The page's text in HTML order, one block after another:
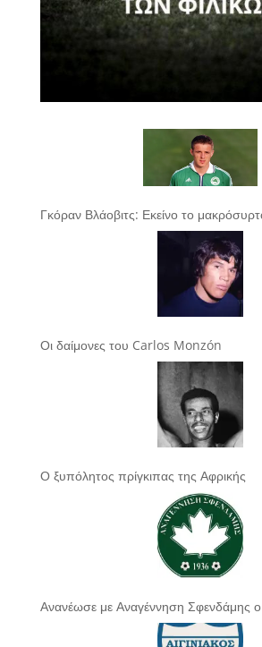
Γκόραν Βλάοβιτς: Εκείνο το
Οι δαίμονες του Carlos Monzón
Ο ξυπόλητος πρίγκιπας της Αφρικής
Ανανέωσε με Αναγέννηση Σφενδάμης ο